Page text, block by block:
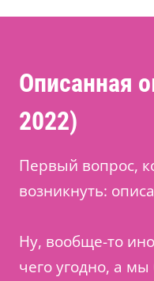
Описанная
2022)
Первый вопрос,
возникнуть:
Ну, вообще-то
чего угодно, а